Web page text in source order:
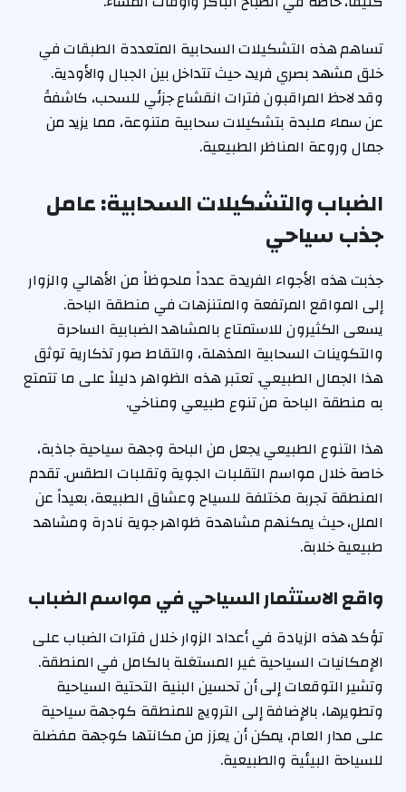
تساهم هذه التشكيلات السحابية المتعددة الطبقات في
خلق مشهد بصري فريد، حيث تتداخل بين الجبال والأودية.
وقد لاحظ المراقبون فترات انقشاع جزئي للسحب، كاشفةً
عن سماء ملبدة بتشكيلات سحابية متنوعة، مما يزيد من
جمال وروعة المناظر الطبيعية.
الضباب والتشكيلات السحابية: عامل
جذب سياحي
جذبت هذه الأجواء الفريدة عدداً ملحوظاً من الأهالي والزوار
إلى المواقع المرتفعة والمتنزهات في منطقة الباحة.
يسعى الكثيرون للاستمتاع بالمشاهد الضبابية الساحرة
والتكوينات السحابية المذهلة، والتقاط صور تذكارية توثق
هذا الجمال الطبيعي. تعتبر هذه الظواهر دليلاً على ما تتمتع
به منطقة الباحة من تنوع طبيعي ومناخي.
هذا التنوع الطبيعي يجعل من الباحة وجهة سياحية جاذبة،
خاصة خلال مواسم التقلبات الجوية وتقلبات الطقس. تقدم
المنطقة تجربة مختلفة للسياح وعشاق الطبيعة، بعيداً عن
الملل، حيث يمكنهم مشاهدة ظواهر جوية نادرة ومشاهد
طبيعية خلابة.
واقع الاستثمار السياحي في مواسم الضباب
تؤكد هذه الزيادة في أعداد الزوار خلال فترات الضباب على
الإمكانيات السياحية غير المستغلة بالكامل في المنطقة.
وتشير التوقعات إلى أن تحسين البنية التحتية السياحية
وتطويرها، بالإضافة إلى الترويج للمنطقة كوجهة سياحية
على مدار العام، يمكن أن يعزز من مكانتها كوجهة مفضلة
للسياحة البيئية والطبيعية.